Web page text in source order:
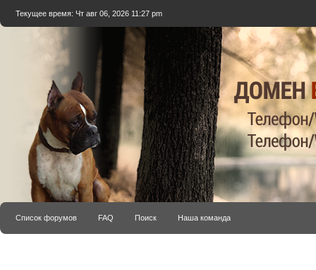
Текущее время: Чт авг 06, 2026 11:27 pm
Список форумов FAQ Поиск Наша команда